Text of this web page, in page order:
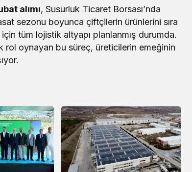
alımı, Susurluk Ticaret Borsası’nda
sezonu boyunca çiftçilerin ürünlerini sıra
tüm lojistik altyapı planlanmış durumda.
rol oynayan bu süreç, üreticilerin emeğinin
Sürdürüyor